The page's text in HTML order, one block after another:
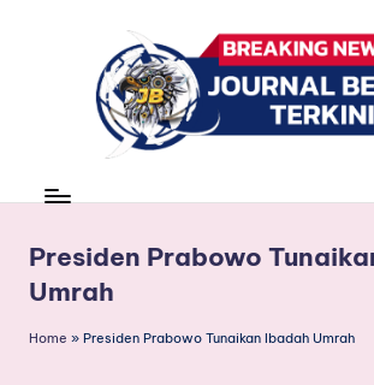
r
n
a
news
Presiden Prabowo
Umrah
Home » Presiden Prabowo Tunaikan Ibadah Umrah